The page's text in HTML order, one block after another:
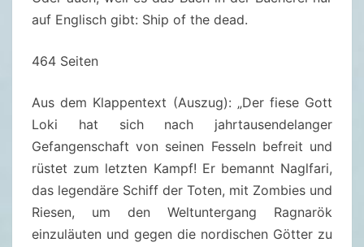
A
G
S
C
A
S
E
3
auf Englisch gibt: Ship of the dead.
464 Seiten
Aus dem Klappentext (Auszug): „Der fiese Gott
Loki hat sich nach jahrtausendelanger
Gefangenschaft von seinen Fesseln befreit und
rüstet zum letzten Kampf! Er bemannt Naglfari,
das legendäre Schiff der Toten, mit Zombies und
Riesen, um den Weltuntergang Ragnarök
einzuläuten und gegen die nordischen Götter zu